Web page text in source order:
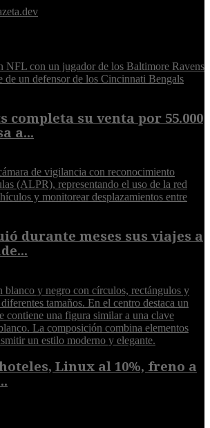
completa su venta por 55.000
a...
durante meses sus viajes a
Linux al 10%, freno a